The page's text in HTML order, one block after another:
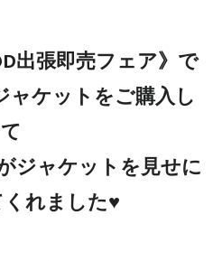
出張即売フェア》で
ャケットをご購入し
て
ジャケットを見せに
れました♥